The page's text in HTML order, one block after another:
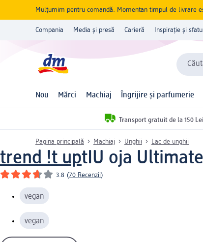
Mulțumim pentru comandă. Momentan timpul de livrare
Compania Media și presă Carieră Inspirație și
Nou Mărci Machiaj Îngrijire și parfumerie
Transport gratuit de la 150 Lei
Pagina principală Machiaj Unghii Lac de unghii
trend !t uptIU oja
3.8 (70 Recenzii)
vegan
vegan